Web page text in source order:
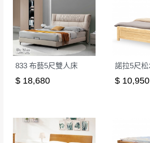
833 布藝5尺雙人床
$ 18,680 $ 10,950